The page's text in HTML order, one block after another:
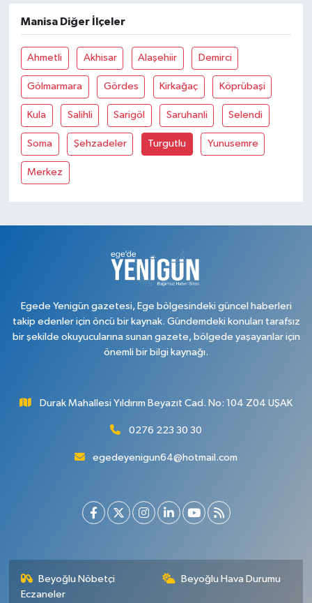
Manisa Diğer İlçeler
Ahmetli Akhisar Alaşehiir Demirci
Gölmarmara Gördes Kirkağaç Köprübaşi
Kula Salihli Sarigöl Saruhanli Selendi
Soma Şehzadeler Turgutlu Yunusemre
Merkez
Egede Yenigün gazetesi, Ege bölgesindeki güncel haberleri
takip edenler için öncü bir kaynak. Gündemdeki konuları tarafsız
bir şekilde okuyucularına sunan gazete, bölgede yaşayanlar için
önemli bir bilgi kaynağı.
Durak Mahallesi Yıldırım Beyazıt Cad. No: 104 Z04 UŞAK
0276 223 30 30
egedeyenigun64@hotmail.com
Beyoğlu Nöbetçi
Eczaneler
Beyoğlu Hava Durumu